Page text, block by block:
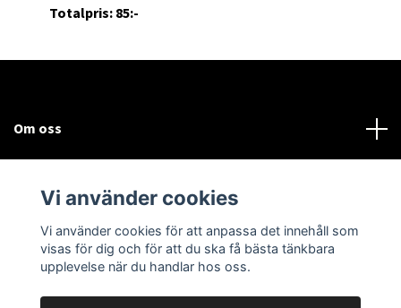
Totalpris: 85:-
Om oss
Sociala medier
Vi använder cookies
Vi använder cookies för att anpassa det innehåll som
visas för dig och för att du ska få bästa tänkbara
upplevelse när du handlar hos oss.